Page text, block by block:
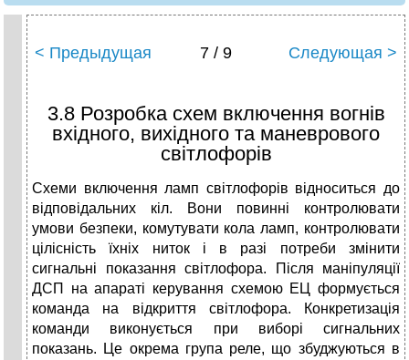
< Предыдущая 7 / 9 Следующая >
3.8 Розробка схем включення вогнів
вхідного, вихідного та маневрового
світлофорів
Схеми включення ламп світлофорів відноситься до
відповідальних кіл. Вони повинні контролювати
умови безпеки, комутувати кола ламп, контролювати
цілісність їхніх ниток і в разі потреби змінити
сигнальні показання світлофора. Після маніпуляції
ДСП на апараті керування схемою ЕЦ формується
команда на відкриття світлофора. Конкретизація
команди виконується при виборі сигнальних
показань. Це окрема група реле, що збуджуються в